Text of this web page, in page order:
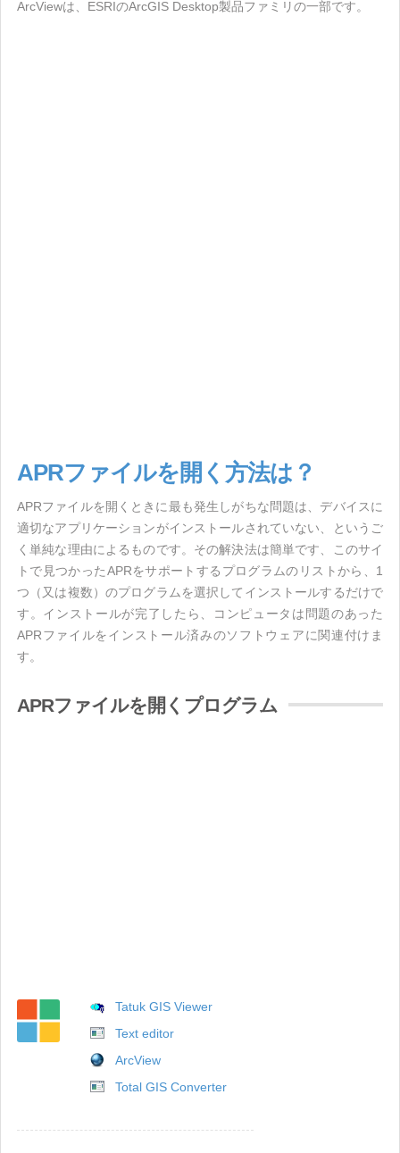
ArcViewは、ESRIのArcGIS Desktop製品ファミリの一部です。
APRファイルを開く方法は？
APRファイルを開くときに最も発生しがちな問題は、デバイスに
適切なアプリケーションがインストールされていない、というご
く単純な理由によるものです。その解決法は簡単です、このサイ
トで見つかったAPRをサポートするプログラムのリストから、1
つ（又は複数）のプログラムを選択してインストールするだけで
す。インストールが完了したら、コンピュータは問題のあった
APRファイルをインストール済みのソフトウェアに関連付けま
す。
APRファイルを開くプログラム
Tatuk GIS Viewer
Text editor
ArcView
Total GIS Converter